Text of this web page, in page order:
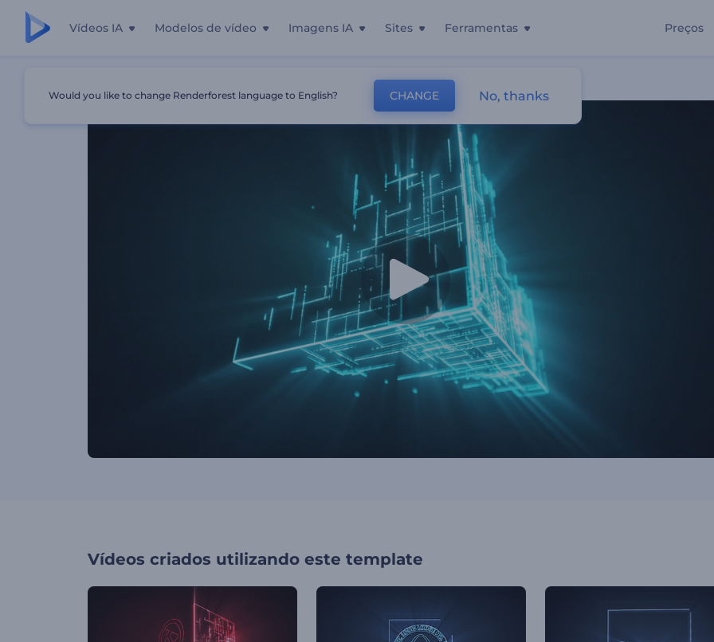
Vídeos IA Modelos de vídeo Imagens IA Sites Ferramentas Preços
Apresentação De Logo - Cubo Imaginário De Neon
Vídeos criados utilizando este template
Would you like to change Renderforest language to English? CHANGE No, thanks